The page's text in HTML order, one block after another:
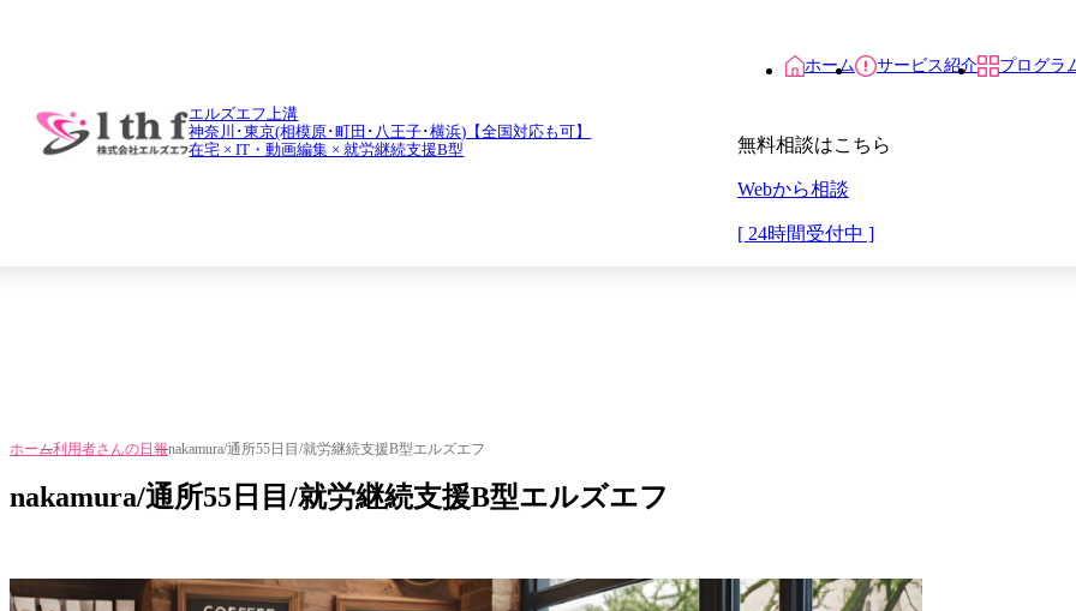
エルズエフ上溝
神奈川･東京(相模原･町田･八王子･横浜)【全国対応も可】
在宅 × IT・動画編集 × 就労継続支援B型
ホーム サービス紹介 プログラ
無料相談はこちら
Webから相談
[ 24時間受付中 ]
ホーム利用者さんの日報nakamura/通所55日目/就労継続支援B型エルズエフ
nakamura/通所55日目/就労継続支援B型エルズエフ